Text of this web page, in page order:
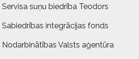
Servisa suņu biedrība Teodors
Sabiedrības integrācijas fonds
Nodarbinātības Valsts aģentūra